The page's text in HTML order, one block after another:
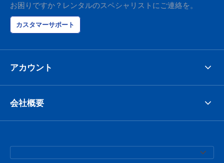
お困りですか？レンタルのスペシャリストにご連絡を。
カスタマーサポート
アカウント
会社概要